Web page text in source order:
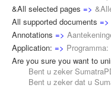
&All selected pages =>
All supported documents =>
Annotations =>
Application: => Programma:
Are you sure you want to
Bent u zeker
Bent u zeker dat u